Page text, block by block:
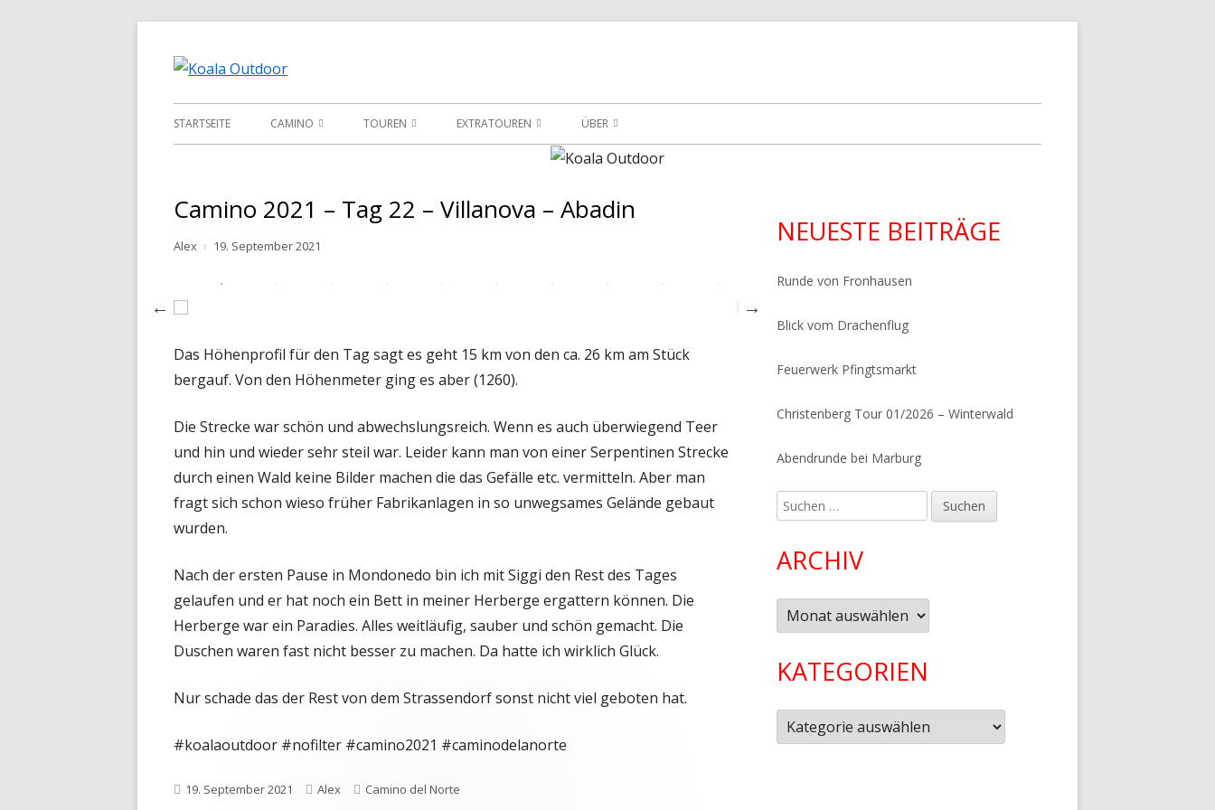
Primäres
STARTSEITE CAMINO
CAMINO FRANCES
TOUREN
PACKLISTE FÜR DEN GR221
ROTHAARSTEIG
EXTRATOUREN
EXTRATOUREN IM BURGWALD
ÜBER
ÜBER
PLANUNGSSEITE
Camino 2021 – Tag 22 – Villanova – Abadin
Autor
Alex
Veröffentlicht
19. September 2021
Das Höhenprofil für den Tag sagt es geht 15 km von den ca. 26 km am Stück
bergauf. Von den Höhenmeter ging es aber (1260).
Die Strecke war schön und abwechslungsreich. Wenn es auch überwiegend Teer
und hin und wieder sehr steil war. Leider kann man von einer Serpentinen Strecke
durch einen Wald keine Bilder machen die das Gefälle etc. vermitteln. Aber man
fragt sich schon wieso früher Fabrikanlagen in so unwegsames Gelände gebaut
wurden.
Nach der ersten Pause in Mondonedo bin ich mit Siggi den Rest des Tages
gelaufen und er hat noch ein Bett in meiner Herberge ergattern können. Die
Herberge war ein Paradies. Alles weitläufig, sauber und schön gemacht. Die
Duschen waren fast nicht besser zu machen. Da hatte ich wirklich Glück.
Nur schade das der Rest von dem Strassendorf sonst nicht viel geboten hat.
#koalaoutdoor #nofilter #camino2021 #caminodelanorte
Veröffentlicht
19. September 2021 Autor
Alex Kategorien
Camino del Norte
Seitenleiste
NEUESTE BEITRÄGE
Runde von Fronhausen
Blick vom Drachenflug
Feuerwerk Pfingtsmarkt
Christenberg Tour 01/2026 – Winterwald
Abendrunde bei Marburg
Suchen
nach:
ARCHIV
Archiv
KATEGORIEN
Kategorien